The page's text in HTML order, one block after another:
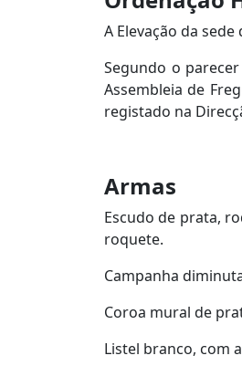
A Elevação da
Segundo o
Assembleia de
registado na
Armas
Escudo de prata,
roquete.
Campanha
Coroa mural de
Listel branco, com